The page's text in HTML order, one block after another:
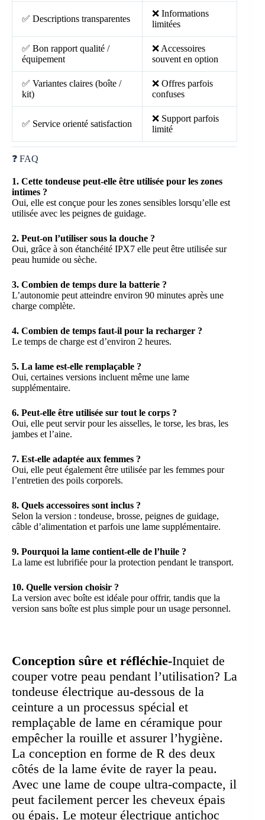
✅ Descriptions transparentes
❌ Informations
limitées
✅ Bon rapport qualité /
équipement
❌ Accessoires
souvent en option
✅ Variantes claires (boîte /
kit)
❌ Offres parfois
confuses
✅ Service orienté satisfaction
❌ Support parfois
limité
❓ FAQ
1. Cette tondeuse peut-elle être utilisée pour les zones
intimes ?
Oui, elle est conçue pour les zones sensibles lorsqu’elle est
utilisée avec les peignes de guidage.
2. Peut-on l’utiliser sous la douche ?
Oui, grâce à son étanchéité IPX7 elle peut être utilisée sur
peau humide ou sèche.
3. Combien de temps dure la batterie ?
L’autonomie peut atteindre environ 90 minutes après une
charge complète.
4. Combien de temps faut-il pour la recharger ?
Le temps de charge est d’environ 2 heures.
5. La lame est-elle remplaçable ?
Oui, certaines versions incluent même une lame
supplémentaire.
6. Peut-elle être utilisée sur tout le corps ?
Oui, elle peut servir pour les aisselles, le torse, les bras, les
jambes et l’aine.
7. Est-elle adaptée aux femmes ?
Oui, elle peut également être utilisée par les femmes pour
l’entretien des poils corporels.
8. Quels accessoires sont inclus ?
Selon la version : tondeuse, brosse, peignes de guidage,
câble d’alimentation et parfois une lame supplémentaire.
9. Pourquoi la lame contient-elle de l’huile ?
La lame est lubrifiée pour la protection pendant le transport.
10. Quelle version choisir ?
La version avec boîte est idéale pour offrir, tandis que la
version sans boîte est plus simple pour un usage personnel.
Conception sûre et réfléchie-Inquiet de
couper votre peau pendant l’utilisation? La
tondeuse électrique au-dessous de la
ceinture a un processus spécial et
remplaçable de lame en céramique pour
empêcher la rouille et assurer l’hygiène.
La conception en forme de R des deux
côtés de la lame évite de rayer la peau.
Avec une lame de coupe ultra-compacte, il
peut facilement percer les cheveux épais
ou épais. Le moteur électrique antichoc